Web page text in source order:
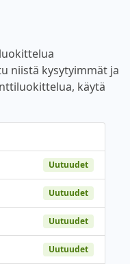
niistä kysytyimmät ja
käytä
Uutuudet
Uutuudet
Uutuudet
Uutuudet